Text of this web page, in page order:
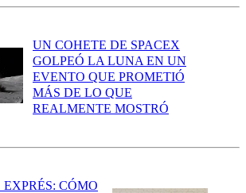
UN COHETE DE SPACEX
GOLPEÓ LA LUNA EN UN
EVENTO QUE PROMETIÓ
MÁS DE LO QUE
REALMENTE MOSTRÓ
CÓMO